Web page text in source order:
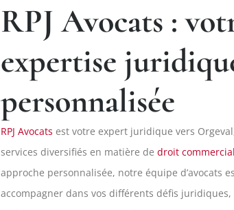
RPJ Avocats :
expertise
personnalisée
RPJ Avocats est votre expert juridique vers
services diversifiés en matière dedroit commercial
approche personnalisée, notre équipe d’avocats
accompagner dans vos différents défis